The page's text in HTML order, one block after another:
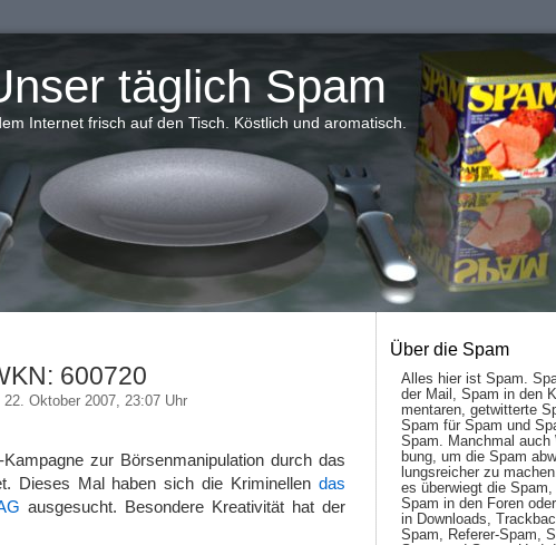
täglich Spam
Internet frisch auf den Tisch. Köstlich und aromatisch.
600720
22. Oktober 2007, 23:07 Uhr
zur Börsenmanipulation durch das
Dieses Mal haben sich die Kriminellen das
ausgesucht. Besondere Kreativität hat der
Über die Spam
Alles hier ist Spam.
der Mail, Spam in den
men­taren, ge­twit­ter­te
Spam für Spam und
Spam. Manch­mal
bung, um die Spam
lungs­reich­er zu
es über­wiegt die Spam,
Spam in den Fo­ren
in Down­loads,
Spam, Re­fe­rer-Spam,